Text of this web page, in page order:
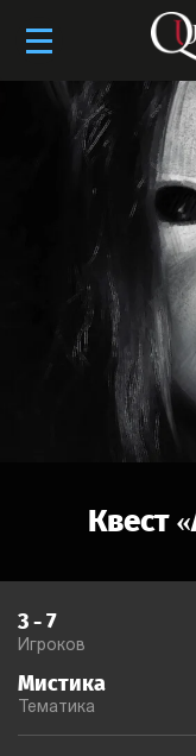
Квест «
3-7
Игроков
Мистика
Тематика